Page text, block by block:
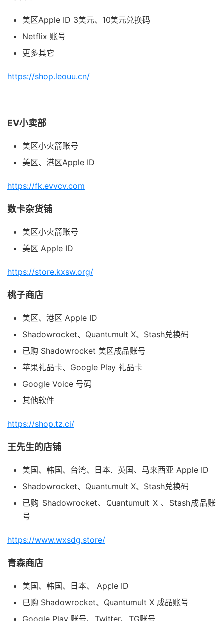
美区Apple ID 3美元、10美元兑换码
Netflix 账号
更多其它
https://shop.leouu.cn/
EV小卖部
美区小火箭账号
美区、港区Apple ID
https://fk.evvcv.com
数卡杂货铺
美区小火箭账号
美区 Apple ID
https://store.kxsw.org/
桃子商店
美区、港区 Apple ID
Shadowrocket、Quantumult X、Stash兑换码
已购 Shadowrocket 美区成品账号
苹果礼品卡、Google Play 礼品卡
Google Voice 号码
其他软件
https://shop.tz.ci/
王先生的店铺
美国、韩国、台湾、日本、英国、马来西亚 Apple ID
Shadowrocket、Quantumult X、Stash兑换码
已购 Shadowrocket、Quantumult X 、Stash成品账
号
https://www.wxsdg.store/
青森商店
美国、韩国、日本、 Apple ID
已购 Shadowrocket、Quantumult X 成品账号
Google Play 账号、Twitter、TG账号